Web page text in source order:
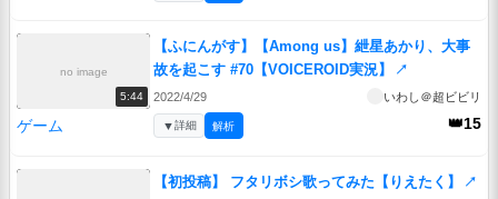
no image
5:44
【ふにんがす】【Among us】紲星あかり、大事
故を起こす #70【VOICEROID実況】
↗
2022/4/29 いわし＠超ビビリ
ゲーム 👑15
▼詳細 解析
【初投稿】 フタリボシ歌ってみた【りえたく】 ↗